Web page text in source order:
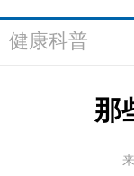
健康科普
那